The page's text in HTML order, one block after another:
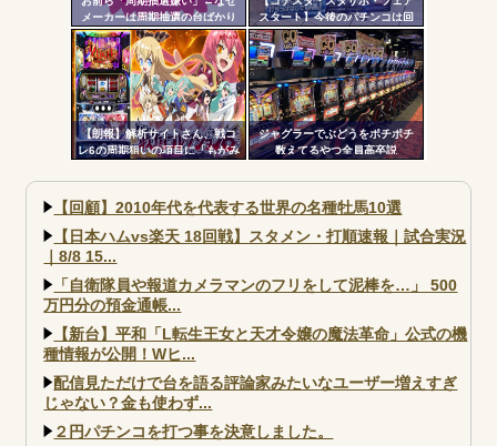
メーカーは周期抽選の台ばかり
出すんだ？
スタート】今後のパチンコは回
数固定系必須でいいよな。そし
て釘は完全に廃止するべき
【朗報】解析サイトさん、戦コ
レ6の周期狙いの項目に「もがみ
ジャグラーでぶどうをポチポチ
数えてるやつ全員高卒説
【回顧】2010年代を代表する世界の名種牡馬10選
【日本ハムvs楽天 18回戦】スタメン・打順速報｜試合実況
｜8/8 15...
「自衛隊員や報道カメラマンのフリをして泥棒を…」 500
万円分の預金通帳...
【新台】平和「L転生王女と天才令嬢の魔法革命」公式の機
種情報が公開！Wヒ...
配信見ただけで台を語る評論家みたいなユーザー増えすぎ
じゃない？金も使わず...
２円パチンコを打つ事を決意しました。